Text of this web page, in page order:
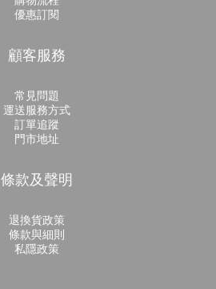
優惠訂閱
顧客服務
常見問題
運送服務方式
訂單追蹤
門市地址
條款及聲明
退換貨政策
條款與細則
私隱政策